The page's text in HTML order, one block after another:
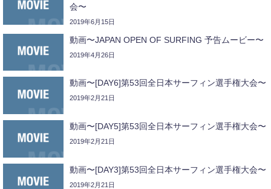
会〜
2019年6月15日
動画〜JAPAN OPEN OF SURFING 予告ムービー〜
2019年4月26日
動画〜[DAY6]第53回全日本サーフィン選手権大会〜
2019年2月21日
動画〜[DAY5]第53回全日本サーフィン選手権大会〜
2019年2月21日
動画〜[DAY3]第53回全日本サーフィン選手権大会〜
2019年2月21日